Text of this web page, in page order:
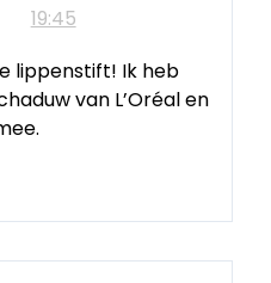
19:45
lippenstift! Ik heb
van L’Oréal en